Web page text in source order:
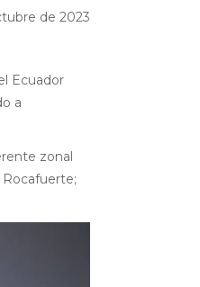
de 2023
Ecuador
a
zonal